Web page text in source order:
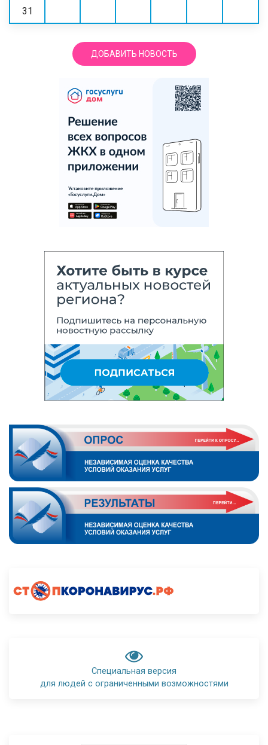
31
ДОБАВИТЬ НОВОСТЬ
Специальная версия
для людей с ограниченными возможностями